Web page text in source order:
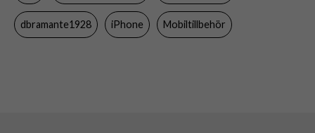
Hårdplast (PC), Mjukplast (TPU), Återvunnen plast
Varumärke dbramante1928
dbramante1928 iPhone Mobiltillbehör